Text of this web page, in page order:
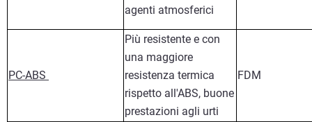
agenti atmosferici
PC-ABS
Più resistente e con
una maggiore
resistenza termica
rispetto all'ABS, buone
prestazioni agli urti
FDM